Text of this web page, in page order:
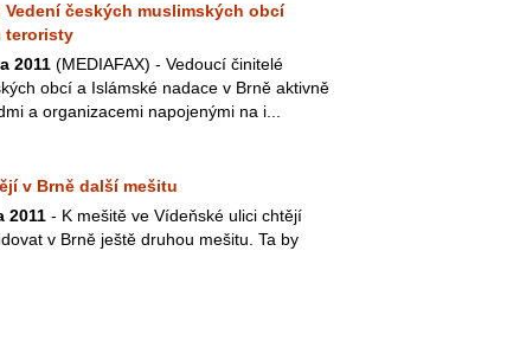
českých muslimských obcí
teroristy
2011 (MEDIAFAX) - Vedoucí činitelé
obcí a Islámské nadace v Brně aktivně
a organizacemi napojenými na i...
v Brně další mešitu
2011 - K mešitě ve Vídeňské ulici chtějí
v Brně ještě druhou mešitu. Ta by